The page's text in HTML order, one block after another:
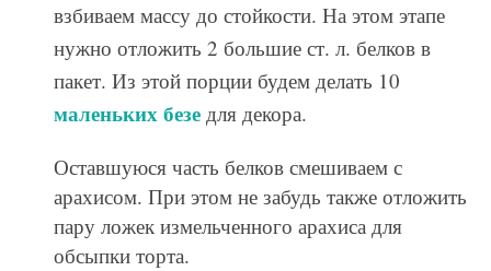
взбиваем массу до стойкости. На этом этапе
нужно отложить 2 большие ст. л. белков в
пакет. Из этой порции будем делать 10
маленьких безедля декора.
Оставшуюся часть белков смешиваем с
арахисом. При этом не забудь также отложить
пару ложек измельченного арахиса для
обсыпки торта.